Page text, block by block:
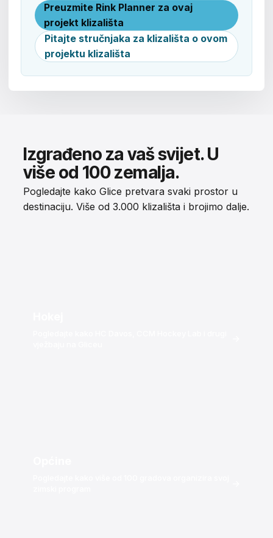
Preuzmite Rink Planner za ovaj
projekt klizališta
Pitajte stručnjaka za klizališta o ovom
projektu klizališta
Izgrađeno za vaš svijet. U
više od 100 zemalja.
Pogledajte kako Glice pretvara svaki prostor u
destinaciju. Više od 3.000 klizališta i brojimo dalje.